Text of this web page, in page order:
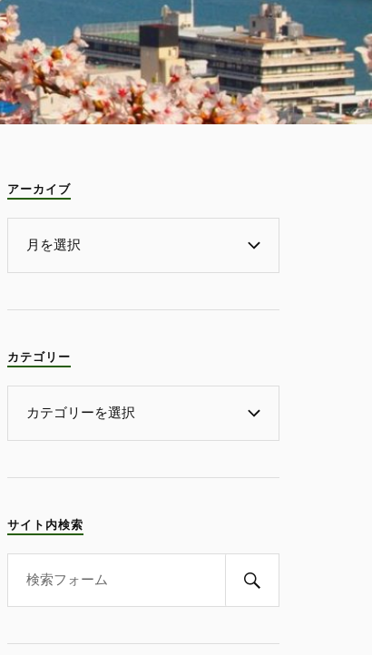
アーカイブ
カテゴリー
サイト内検索